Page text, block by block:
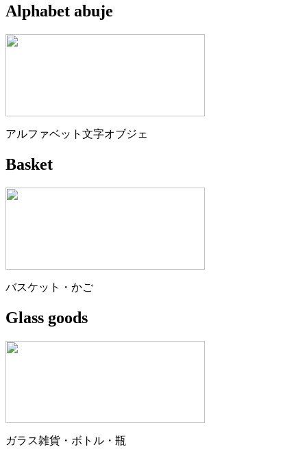
Alphabet abuje
アルファベット文字オブジェ
Basket
バスケット・かご
Glass goods
ガラス雑貨・ボトル・瓶